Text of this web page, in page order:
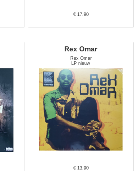
€ 17.90
Rex Omar
Rex Omar
LP nieuw
€ 13.90